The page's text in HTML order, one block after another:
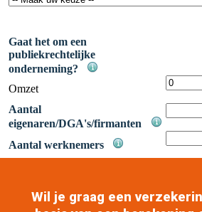
Wil je graag een